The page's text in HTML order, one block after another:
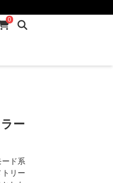
0
ー
ド系
リー